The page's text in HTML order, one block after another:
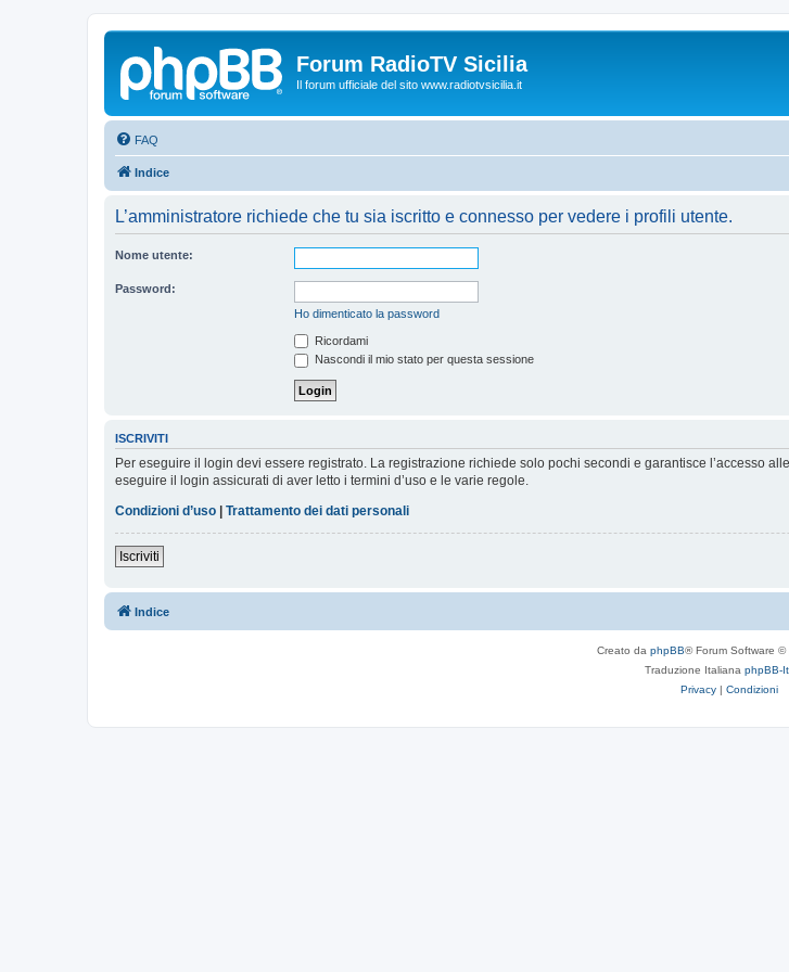
Forum RadioTV Sicilia
Il forum ufficiale del sito www.radiotvsicilia.it
FAQ
Indice
L’amministratore richiede che tu sia iscritto e connesso per vedere i profili utente.
Nome utente:
Password:
Ho dimenticato la password
Ricordami
Nascondi il mio stato per questa sessione
ISCRIVITI
Per eseguire il login devi essere registrato. La registrazione richiede solo pochi secondi e garantisce l’accesso
eseguire il login assicurati di aver letto i termini d’uso e le varie regole.
Condizioni d’uso
Trattamento dei dati personali
Iscriviti
Indice
Creato da phpBB® Forum Software ©
Traduzione Italiana phpBB-
Privacy | Condizioni